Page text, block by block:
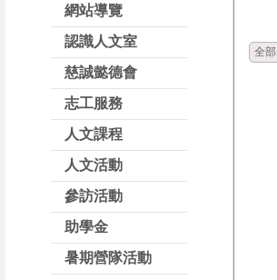
網站導覽
認識人文室
慈誠懿德會
志工服務
人文課程
人文活動
參訪活動
助學金
暑期營隊活動
全部